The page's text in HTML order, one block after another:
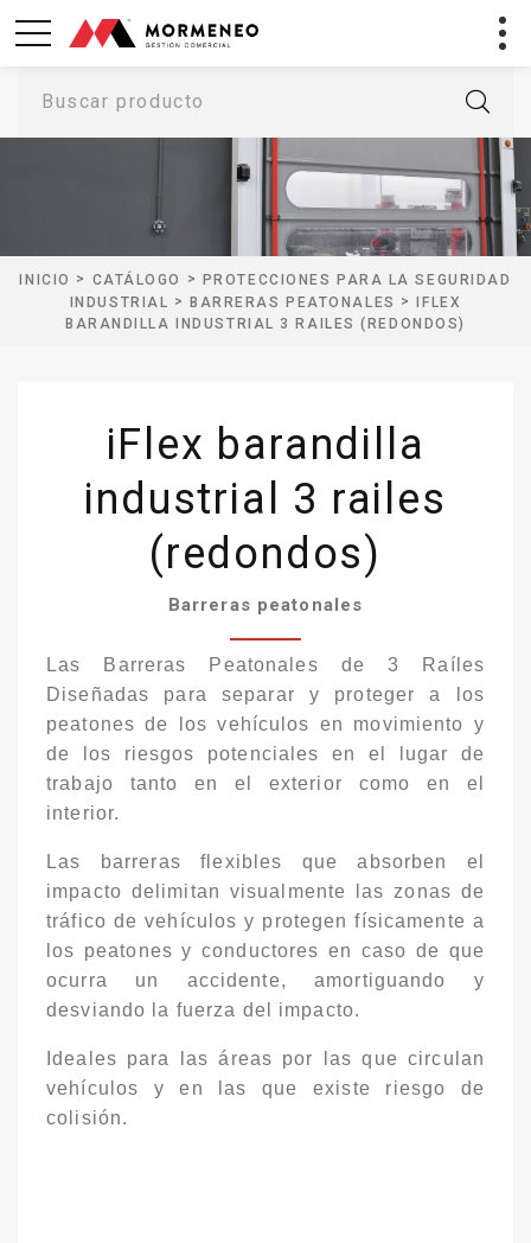
Buscar producto
INICIO > CATÁLOGO > PROTECCIONES PARA LA SEGURIDAD
INDUSTRIAL >BARRERAS PEATONALES >IFLEX
BARANDILLA INDUSTRIAL 3 RAILES (REDONDOS)
iFlex barandilla
industrial 3 railes
(redondos)
Barreras peatonales
Las Barreras Peatonales de 3 Raíles
Diseñadas para separar y proteger a los
peatones de los vehículos en movimiento y
de los riesgos potenciales en el lugar de
trabajo tanto en el exterior como en el
interior.
Las barreras flexibles que absorben el
impacto delimitan visualmente las zonas de
tráfico de vehículos y protegen físicamente a
los peatones y conductores en caso de que
ocurra un accidente, amortiguando y
desviando la fuerza del impacto.
Ideales para las áreas por las que circulan
vehículos y en las que existe riesgo de
colisión.